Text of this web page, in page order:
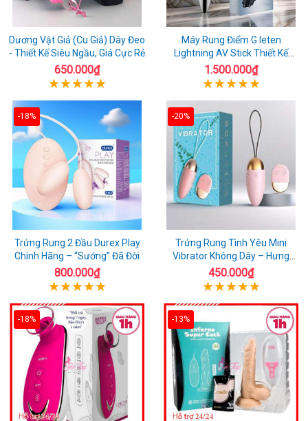
Dương Vật Giả (Cu Giả) Dây Đeo
- Thiết Kế Siêu Ngầu, Giá Cực Rẻ
650.000₫
Máy Rung Điểm G leten
Lightning AV Stick Thiết Kế
Thông Minh
1.500.000₫
-18%
Trứng Rung 2 Đầu Durex Play
Chính Hãng – “Sướng” Đã Đời
800.000₫
-20%
Trứng Rung Tình Yêu Mini
Vibrator Không Dây – Hưng
Phấn Mọi Nơi
450.000₫
-18% -13%